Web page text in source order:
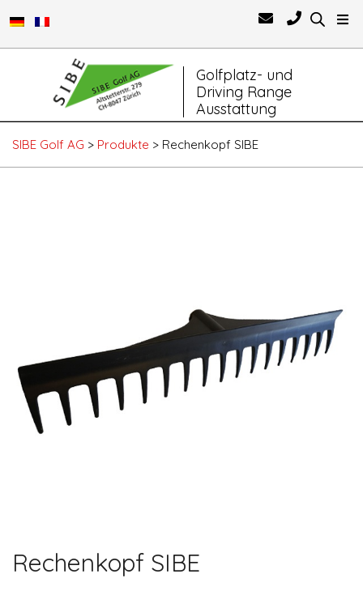
Golfplatz- und
Driving Range
Ausstattung
Navigation
SIBE Golf AG > Produkte > Rechenkopf SIBE
Rechenkopf SIBE